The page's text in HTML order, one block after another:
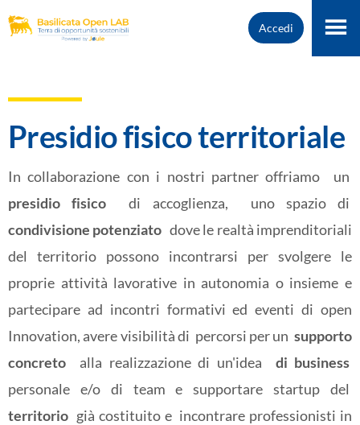
Accedi
Presidio fisico territoriale
In collaborazione con i nostri partner offriamo un
presidio fisicodi accoglienza, uno spazio di
condivisione potenziato dove le realtà imprenditoriali
del territorio possono incontrarsi per svolgere le
proprie attività lavorative in autonomia o insieme e
partecipare ad incontri formativi ed eventi di open
Innovation, avere visibilità di percorsi per un supporto
concreto alla realizzazione di un'idea di business
personale e/o di team e supportare startup del
territorio già costituito e incontrare professionisti in